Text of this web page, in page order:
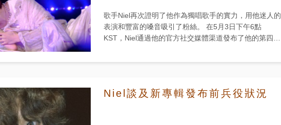
歌手Niel再次證明了他作為獨唱歌手的實力，用他迷人的
表演和豐富的嗓音吸引了粉絲。 在5月3日下午6點
KST，Niel通過他的官方社交媒體渠道發布了他的第四張
Niel談及新專輯發布前兵役狀況